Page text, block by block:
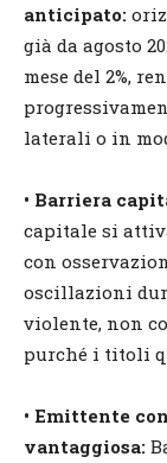
anticipato:
già da agosto
mese del 2%,
laterali o in
• Barriera
capitale si
con
oscillazioni
violente, non
purché i titoli
• Emittente
vantaggiosa: